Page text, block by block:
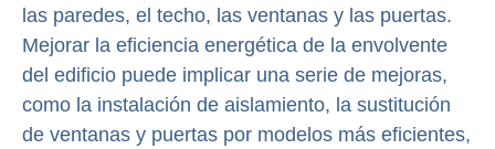
las paredes, el techo, las ventanas y las puertas.
Mejorar la eficiencia energética de la envolvente
del edificio puede implicar una serie de mejoras,
como la instalación de aislamiento, la sustitución
de ventanas y puertas por modelos más eficientes,